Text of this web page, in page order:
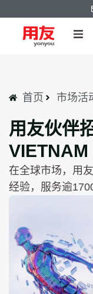
产
解
客
商
首页 市场活
用友伙伴
VIETNAM
在全球市场，用
经验，服务逾